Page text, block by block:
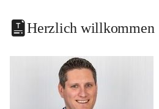
Herzlich willkommen